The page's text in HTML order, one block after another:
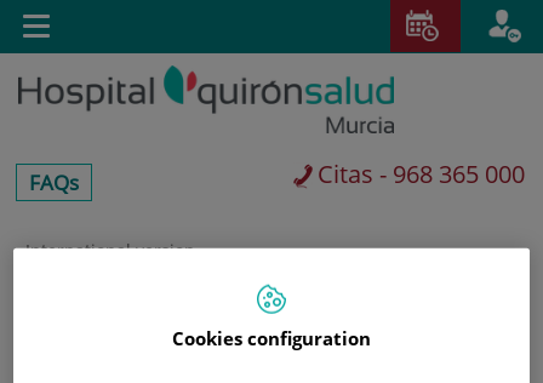
Saltar al contenido
SaltarInternational version
centros-
faq
FAQs Citas - 968 365 000
Toggle
navigation
Cookies configuration